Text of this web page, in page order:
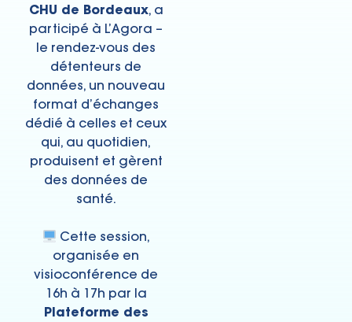
CHU de Bordeaux, a
participé à L’Agora –
le rendez-vous des
détenteurs de
données, un nouveau
format d’échanges
dédié à celles et ceux
qui, au quotidien,
produisent et gèrent
des données de
santé.
Cette session,
organisée en
visioconférence de
16h à 17h par la
Plateforme des